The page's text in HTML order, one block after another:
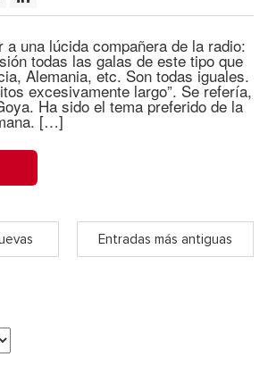
a una lúcida compañera de la radio:
todas las galas de este tipo que
Alemania, etc. Son todas iguales.
excesivamente largo”. Se refería,
Ha sido el tema preferido de la
[…]
Entradas más antiguas